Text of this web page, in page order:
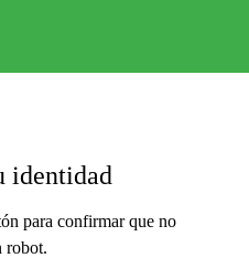
identidad
para confirmar que no
robot.